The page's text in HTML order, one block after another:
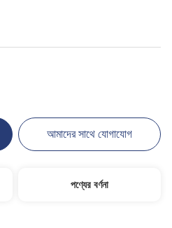
আমাদের সাথে যোগাযোগ
পণ্যের বর্ণনা